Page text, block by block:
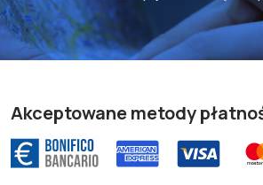
Akceptowane metody